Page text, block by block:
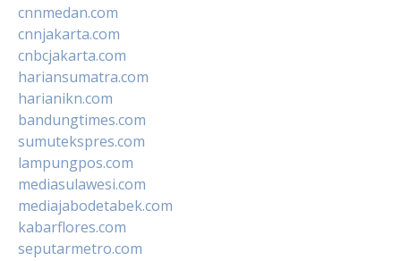
cnnmedan.com
cnnjakarta.com
cnbcjakarta.com
hariansumatra.com
harianikn.com
bandungtimes.com
sumutekspres.com
lampungpos.com
mediasulawesi.com
mediajabodetabek.com
kabarflores.com
seputarmetro.com